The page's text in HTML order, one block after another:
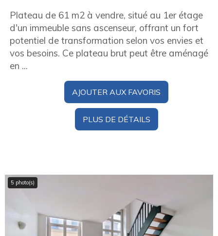
Plateau de 61 m2 à vendre, situé au 1er étage
d'un immeuble sans ascenseur, offrant un fort
potentiel de transformation selon vos envies et
vos besoins. Ce plateau brut peut être aménagé
en ...
AJOUTER AUX FAVORIS
PLUS DE DÉTAILS
5 photo(s)